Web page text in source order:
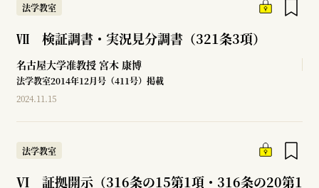
法学教室
Ⅶ 検証調書・実況見分調書（321条3項）
名古屋大学准教授 宮木 康博
法学教室2014年12月号（411号）掲載
2024.11.15
法学教室
Ⅵ 証拠開示（316条の15第1項・316条の20第1